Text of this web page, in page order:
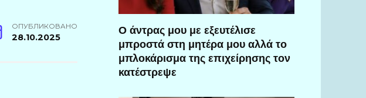
ОПУБЛИКОВАНО
28.10.2025
Ο άντρας μου με εξευτέλισε
μπροστά στη μητέρα μου αλλά το
μπλοκάρισμα της επιχείρησης τον
κατέστρεψε